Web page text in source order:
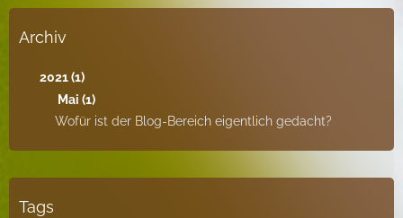
Archiv
2021 (1)
Mai (1)
Wofür ist der Blog-Bereich eigentlich gedacht?
Tags